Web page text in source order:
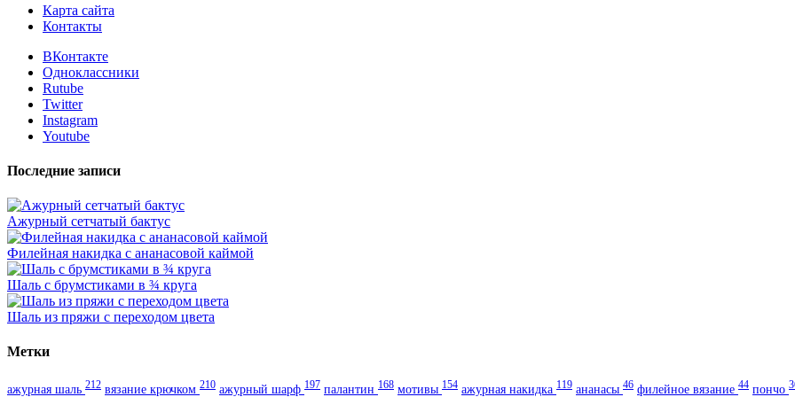
Карта сайта
Контакты
ВКонтакте
Одноклассники
Rutube
Twitter
Instagram
Youtube
Последние записи
Ажурный сетчатый бактус
Филейная накидка с ананасовой каймой
Шаль с брумстиками в ¾ круга
Шаль из пряжи с переходом цвета
Метки
ажурная шаль 212 вязание крючком 210 ажурный шарф 197 палантин 168 мотивы 154 ажурная накидка 119 ананасы 46 филейное вязание 44 пончо